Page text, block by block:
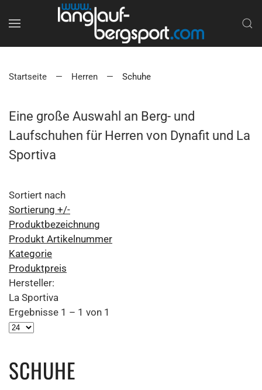
Startseite Herren Schuhe
Eine große Auswahl an Berg- und
Laufschuhen für Herren von Dynafit und La
Sportiva
Sortiert nach
Sortierung +/-
Produktbezeichnung
Produkt Artikelnummer
Kategorie
Produktpreis
Hersteller:
La Sportiva
Ergebnisse 1 – 1 von 1
SCHUHE